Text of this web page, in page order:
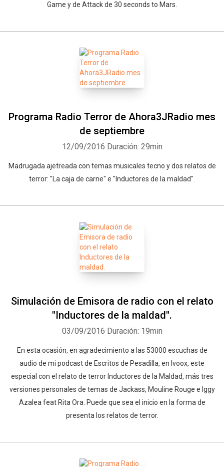
Game y de Attack de 30 seconds to Mars.
Programa Radio Terror de Ahora3JRadio mes
de septiembre
12/09/2016 Duración: 29min
Madrugada ajetreada con temas musicales tecno y dos relatos de
terror: "La caja de carne" e "Inductores de la maldad".
Simulación de Emisora de radio con el relato
"Inductores de la maldad".
03/09/2016 Duración: 19min
En esta ocasión, en agradecimiento a las 53000 escuchas de
audio de mi podcast de Escritos de Pesadilla, en Ivoox, este
especial con el relato de terror Inductores de la Maldad, más tres
versiones personales de temas de Jackass, Mouline Rouge e Iggy
Azalea feat Rita Ora. Puede que sea el inicio en la forma de
presenta los relatos de terror.